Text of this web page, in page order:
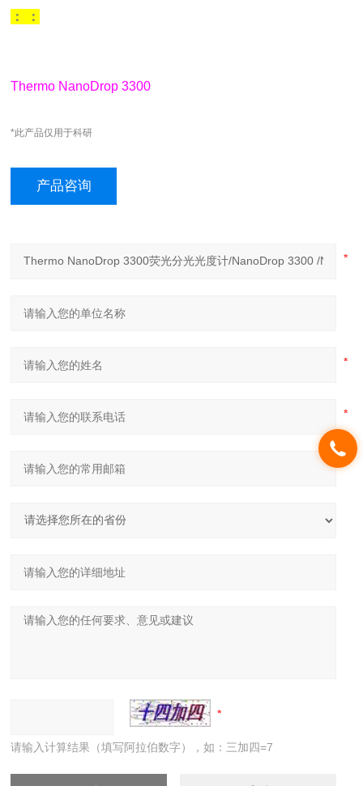
：
：
Thermo NanoDrop 3300
*此产品仅用于科研
产品咨询
请输入计算结果（填写阿拉伯数字），如：三加四=7